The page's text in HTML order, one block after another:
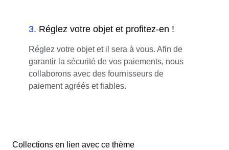
3. Réglez votre objet et profitez-en !
Réglez votre objet et il sera à vous. Afin de
garantir la sécurité de vos paiements, nous
collaborons avec des fournisseurs de
paiement agréés et fiables.
Collections en lien avec ce thème